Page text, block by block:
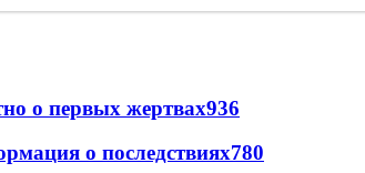
о первых жертвах936
о последствиях780